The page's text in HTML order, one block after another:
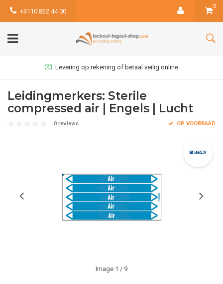
+3110 822 44 00
0
Levering op rekening of betaal veilig online
Leidingmerkers: Sterile
compressed air | Engels | Lucht
0 reviews OP VOORRAAD
Image 1 / 9